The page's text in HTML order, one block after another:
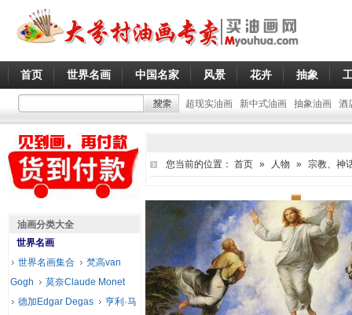
首页 世界名画 中国名家 风景 花卉 抽象
超现实油画 新中式油画 抽象油画 酒
您当前的位置： 首页 » 人物 » 宗教、神
油画分类大全
世界名画
世界名画集合
梵高van
Gogh
莫奈Claude Monet
德加Edgar Degas
亨利·马